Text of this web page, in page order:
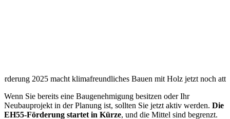
2025 macht klimafreundliches Bauen mit Holz jetzt noch
Wenn Sie bereits eine Baugenehmigung besitzen oder Ihr
Neubauprojekt in der Planung ist, sollten Sie jetzt aktiv werden. Die
EH55-Förderung startet in Kürze, und die Mittel sind begrenzt.